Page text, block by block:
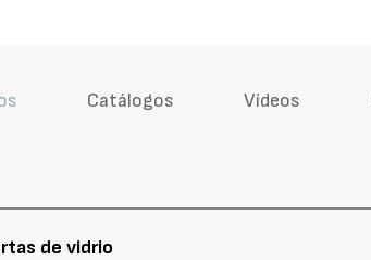
Catálogos Vídeos
de vidrio